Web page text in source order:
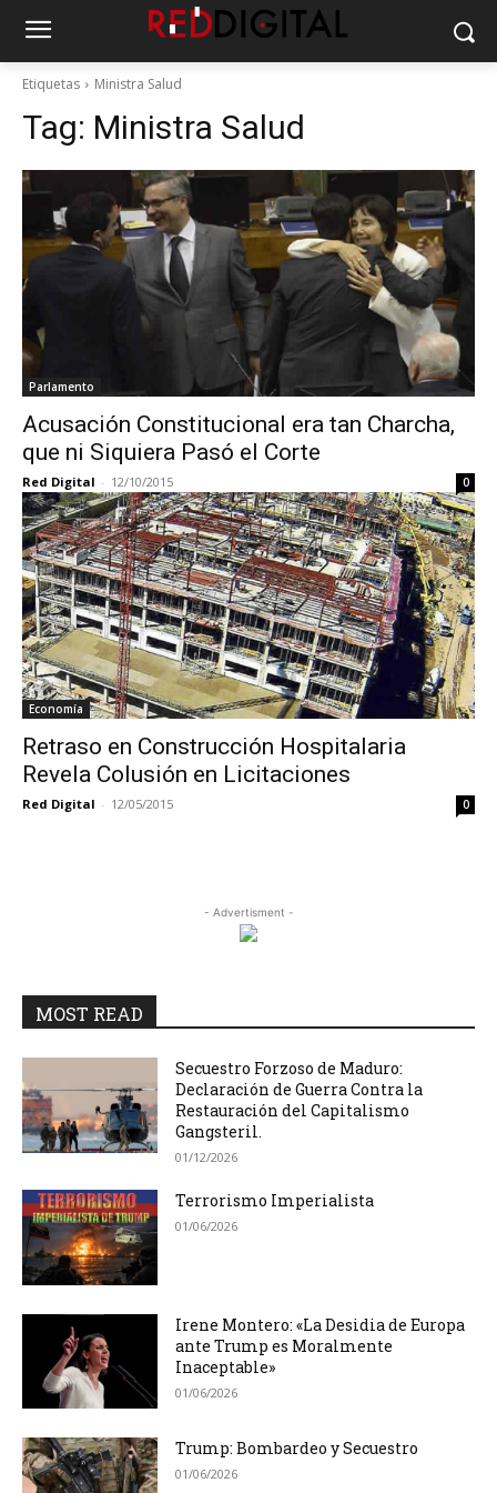
Etiquetas Ministra Salud
Tag: Ministra Salud
Parlamento
Acusación Constitucional era tan Charcha,
que ni Siquiera Pasó el Corte
Red Digital - 12/10/2015 0
Economía
Retraso en Construcción Hospitalaria
Revela Colusión en Licitaciones
Red Digital - 12/05/2015 0
- Advertisment -
MOST READ
Secuestro Forzoso de Maduro:
Declaración de Guerra Contra la
Restauración del Capitalismo
Gangsteril.
01/12/2026
Terrorismo Imperialista
01/06/2026
Irene Montero: «La Desidia de Europa
ante Trump es Moralmente
Inaceptable»
01/06/2026
Trump: Bombardeo y Secuestro
01/06/2026